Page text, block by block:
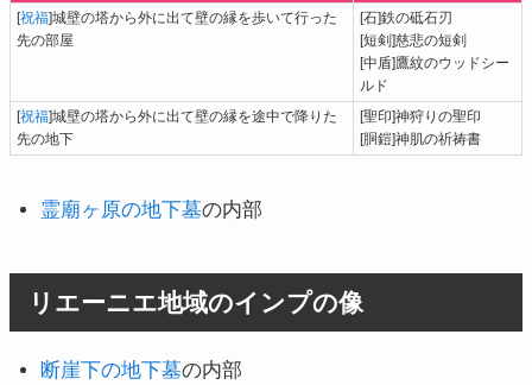
[祝福]城壁の塔から外に出て壁の縁を歩いて行った
先の部屋
[石]鉄の砥石刃
[短剣]慈悲の短剣
[中盾]鷹紋のウッドシー
ルド
[祝福]城壁の塔から外に出て壁の縁を途中で降りた
先の地下
[聖印]神狩りの聖印
[胴鎧]神肌の祈祷書
霊廟ヶ原の地下墓の内部
リエーニエ地域のインプの像
断崖下の地下墓の内部